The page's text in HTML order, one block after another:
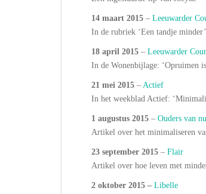
14 maart 2015 – Leeuwarder
In de rubriek ‘Een tandje
18 april 2015 – Leeuwarder
In de Wonenbijlage: ‘Opruimen
21 mei 2015 – Actief
In het weekblad Actief:
1 augustus 2015 – Ouders van nu
Artikel over het minimaliseren
23 september 2015 – Flair
Artikel over hoe leven met
2 oktober 2015 – Libelle